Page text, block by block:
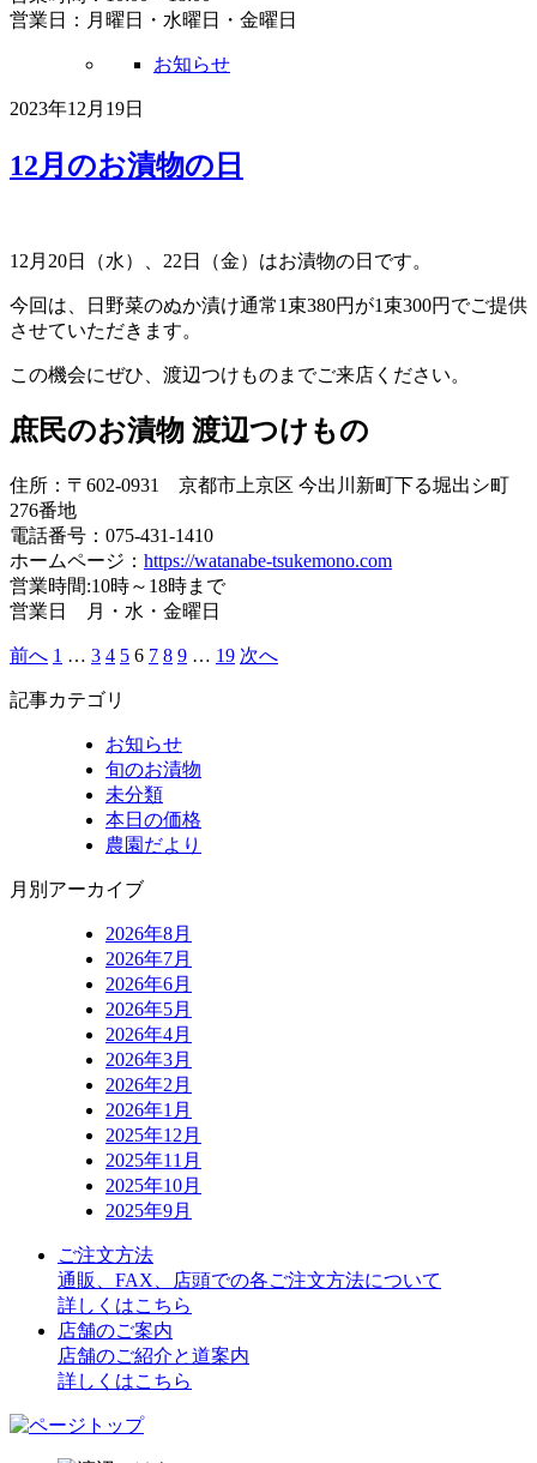
営業日：月曜日・水曜日・金曜日
お知らせ
2023年12月19日
12月のお漬物の日
12月20日（水）、22日（金）はお漬物の日です。
今回は、日野菜のぬか漬け通常1束380円が1束300円でご提供
させていただきます。
この機会にぜひ、渡辺つけものまでご来店ください。
庶民のお漬物 渡辺つけもの
住所：〒602-0931 京都市上京区 今出川新町下る堀出シ町
276番地
電話番号：075-431-1410
ホームページ： https://watanabe-tsukemono.com
営業時間:10時～18時まで
営業日 月・水・金曜日
投
稿
送
前へ 1 … 3 4 5 6 7 8 9 … 19 次へ
記事カテゴリ
お知らせ
旬のお漬物
未分類
本日の価格
農園だより
月別アーカイブ
2026年8月
2026年7月
2026年6月
2026年5月
2026年4月
2026年3月
2026年2月
2026年1月
2025年12月
2025年11月
2025年10月
2025年9月
ご注文方法
通販、FAX、店頭での各ご注文方法について
詳しくはこちら
店舗のご案内
店舗のご紹介と道案内
詳しくはこちら